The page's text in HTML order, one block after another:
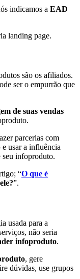
indicamos a EAD
landing page.
são os afiliados.
ser o empurrão que
de suas vendas
parcerias com
e usar a influência
seu infoproduto.
“O que é
”.
usada para a
não seria
infoproduto.
, gere
dúvidas, use grupos